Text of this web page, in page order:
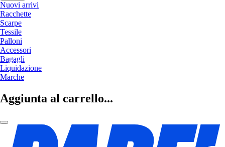
Nuovi arrivi
Racchette
Scarpe
Tessile
Palloni
Accessori
Bagagli
Liquidazione
Marche
Aggiunta al carrello...